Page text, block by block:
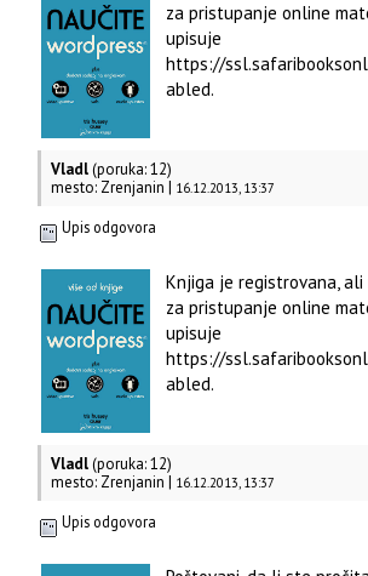
za pristupanje online
upisuje
https://
abled.
Vladl(poruka: 12)
mesto: Zrenjanin | 16.12.2013, 13:37
Upis odgovora
Knjiga je registrovana, ali
za pristupanje online
upisuje
https://
abled.
Vladl(poruka: 12)
mesto: Zrenjanin | 16.12.2013, 13:37
Upis odgovora